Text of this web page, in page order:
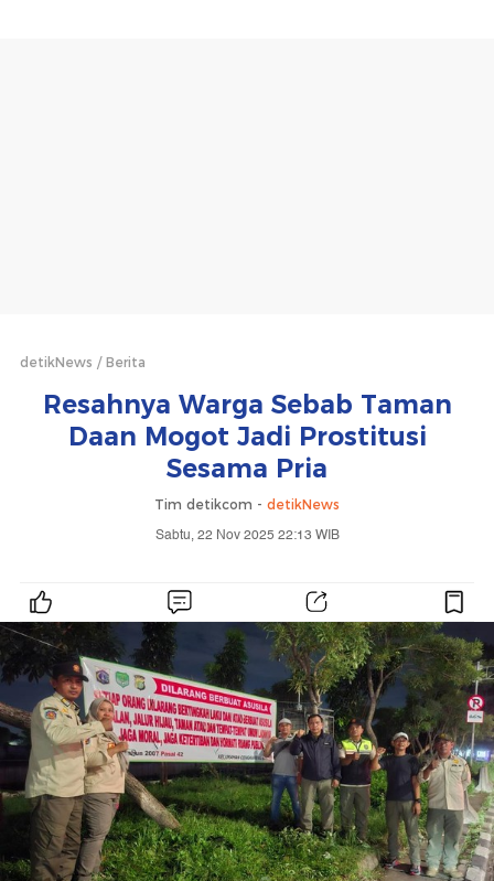
detikNews Berita
Resahnya Warga Sebab Taman
Daan Mogot Jadi Prostitusi
Sesama Pria
Tim detikcom - detikNews
Sabtu, 22 Nov 2025 22:13 WIB